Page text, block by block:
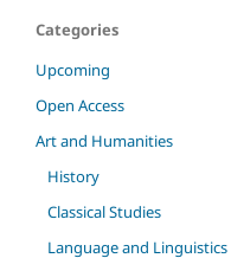
Categories
Upcoming
Open Access
Art and Humanities
History
Classical Studies
Language and Linguistics